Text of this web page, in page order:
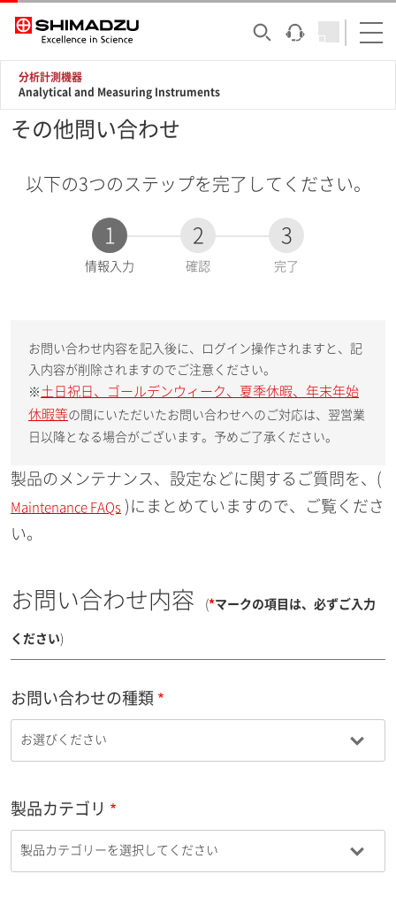
分析計測機器
Analytical and Measuring Instruments
その他問い合わせ
以下の3つのステップを完了してください。
1
現
情報入力
2
確認
3
完了
お問い合わせ内容を記入後に、ログイン操作されますと、記
入内容が削除されますのでご注意ください。
※ 土日祝日、ゴールデンウィーク、夏季休暇、年末年始
休暇等の間にいただいたお問い合わせへのご対応は、翌営業
日以降となる場合がございます。予めご了承ください。
製品のメンテナンス、設定などに関するご質問を、(
Maintenance FAQs )にまとめていますので、ご覧くださ
い。
お問い合わせ内容 (*マークの項目は、必ずご入力
ください)
お問い合わせの種類
製品カテゴリ